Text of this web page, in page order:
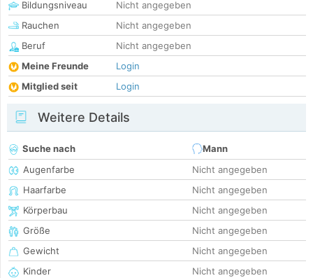
Bildungsniveau
Nicht angegeben
Rauchen
Nicht angegeben
Beruf
Nicht angegeben
Meine Freunde
Login
Mitglied seit
Login
Weitere Details
Suche nach
Mann
Augenfarbe
Nicht angegeben
Haarfarbe
Nicht angegeben
Körperbau
Nicht angegeben
Größe
Nicht angegeben
Gewicht
Nicht angegeben
Kinder
Nicht angegeben